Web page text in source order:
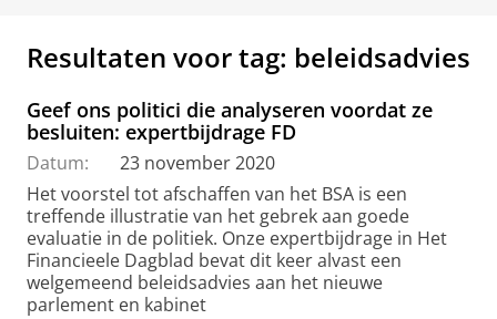
Resultaten voor tag: beleidsadvies
Geef ons politici die analyseren voordat ze
besluiten: expertbijdrage FD
Datum:
23 november 2020
Het voorstel tot afschaffen van het BSA is een
treffende illustratie van het gebrek aan goede
evaluatie in de politiek. Onze expertbijdrage in Het
Financieele Dagblad bevat dit keer alvast een
welgemeend beleidsadvies aan het nieuwe
parlement en kabinet